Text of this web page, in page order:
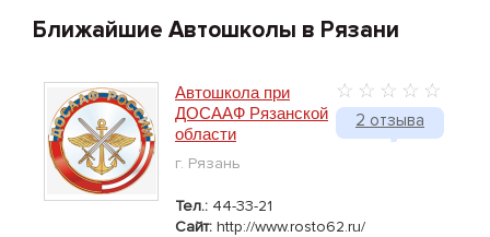
Ближайшие Автошколы в Рязани
2 отзыва
Автошкола при
ДОСААФ Рязанской
области
г. Рязань
Тел.: 44-33-21
Сайт: http://www.rosto62.ru/